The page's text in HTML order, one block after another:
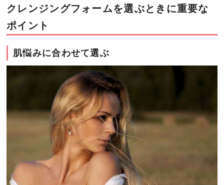
クレンジングフォームを選ぶときに重要な
ポイント
肌悩みに合わせて選ぶ